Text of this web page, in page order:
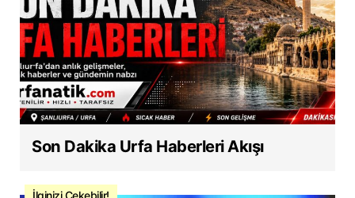
Son Dakika Urfa Haberleri Akışı
İlginizi Çekebilir!